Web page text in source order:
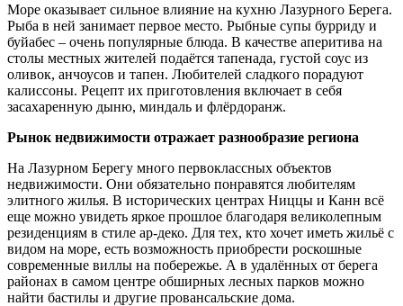
Море оказывает сильное влияние на кухню Лазурного Берега.
Рыба в ней занимает первое место. Рыбные супы бурриду и
буйабес – очень популярные блюда. В качестве аперитива на
столы местных жителей подаётся тапенада, густой соус из
оливок, анчоусов и тапен. Любителей сладкого порадуют
калиссоны. Рецепт их приготовления включает в себя
засахаренную дыню, миндаль и флёрдоранж.
Рынок недвижимости отражает разнообразие региона
На Лазурном Берегу много первоклассных объектов
недвижимости. Они обязательно понравятся любителям
элитного жилья. В исторических центрах Ниццы и Канн всё
еще можно увидеть яркое прошлое благодаря великолепным
резиденциям в стиле ар-деко. Для тех, кто хочет иметь жильё с
видом на море, есть возможность приобрести роскошные
современные виллы на побережье. А в удалённых от берега
районах в самом центре обширных лесных парков можно
найти бастилы и другие провансальские дома.